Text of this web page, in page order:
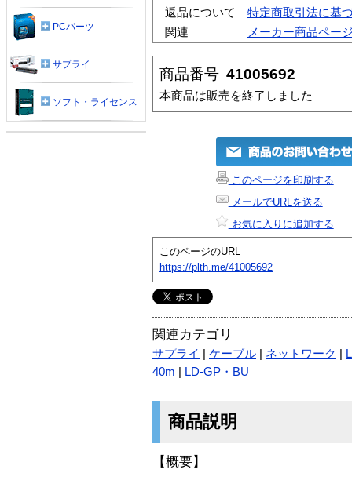
返品について
特定商取引法に基
関連
メーカー商品ペー
商品番号 41005692
本商品は販売を終了しました
このページを印刷する
メールでURLを送る
お気に入りに追加する
このページのURL
https://plth.me/41005692
関連カテゴリ
サプライ ケーブル ネットワーク
40m
LD-GP・BU
商品説明
【概要】
PCパーツ
サプライ
ソフト・ライセンス